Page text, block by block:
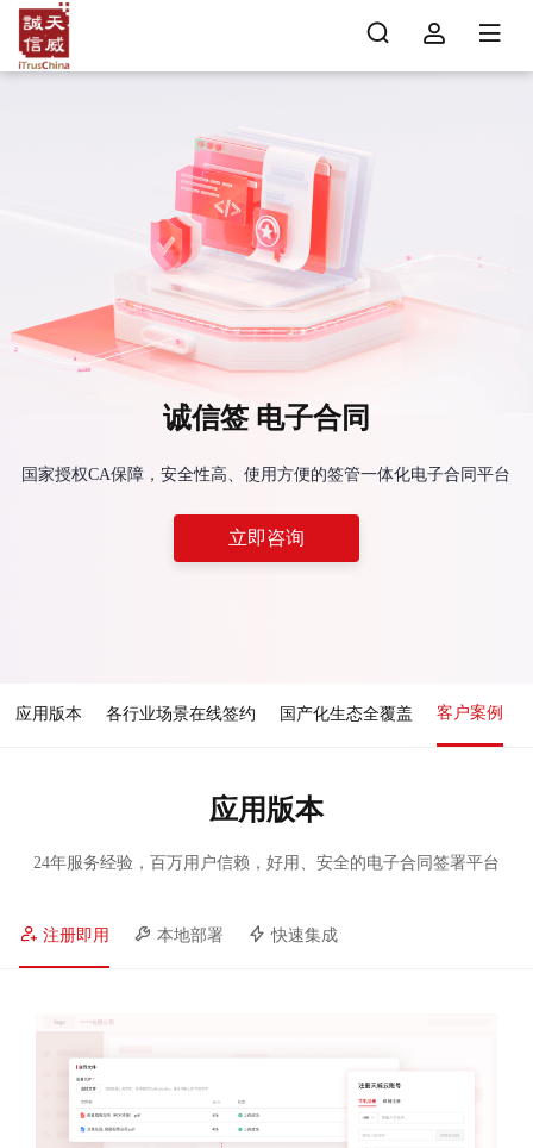
诚信签 电子合同
国家授权CA保障，安全性高、使用方便的签管一体化电子合同平台
立即咨询
应用版本 各行业场景在线签约 国产化生态全覆盖 客户案例
应用版本
24年服务经验，百万用户信赖，好用、安全的电子合同签署平台
注册即用 本地部署 快速集成